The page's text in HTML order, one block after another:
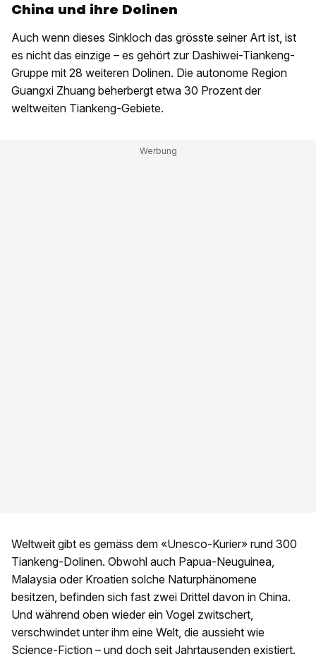
China und ihre Dolinen
Auch wenn dieses Sinkloch das grösste seiner Art ist, ist
es nicht das einzige – es gehört zur Dashiwei-Tiankeng-
Gruppe mit 28 weiteren Dolinen. Die autonome Region
Guangxi Zhuang beherbergt etwa 30 Prozent der
weltweiten Tiankeng-Gebiete.
Weltweit gibt es gemäss dem «Unesco-Kurier» rund 300
Tiankeng-Dolinen. Obwohl auch Papua-Neuguinea,
Malaysia oder Kroatien solche Naturphänomene
besitzen, befinden sich fast zwei Drittel davon in China.
Und während oben wieder ein Vogel zwitschert,
verschwindet unter ihm eine Welt, die aussieht wie
Science-Fiction – und doch seit Jahrtausenden existiert.